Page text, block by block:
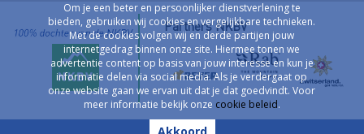
Partners NKBV
Om je een beter en persoonlijker dienstverlening te
bieden, gebruiken wij cookies en vergelijkbare technieken.
Met de cookies volgen wij en derde partijen jouw
internetgedrag binnen onze site. Hiermee tonen we
advertentie content op basis van jouw interesse en kun je
informatie delen via social media. Als je verdergaat op
onze website gaan we ervan uit dat je dat goedvindt. Voor
meer informatie bekijk onze cookie beleid.